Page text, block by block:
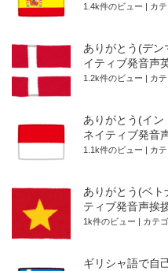
1.4k件のビュー カ
ありがとう(デン
イティブ発音声
1.2k件のビュー カ
ありがとう(イン
ネイティブ発音
1.1k件のビュー カ
ありがとう(ベト
ティブ発音声挨
1k件のビュー カテ
ギリシャ語で自